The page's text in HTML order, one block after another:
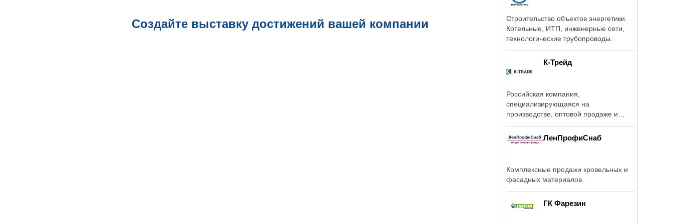
Создайте выставку достижений вашей компании
Строительство объектов энергетики.
Котельные, ИТП, инженерные сети,
технологические трубопроводы.
К-Трейд
Российская компания,
специализирующаяся на
производстве, оптовой продаже и
ЛенПрофиСнаб
Комплексные продажи кровельных и
фасадных материалов.
ГК Фарезин